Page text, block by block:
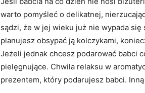
warto pomyśleć o delikatnej,
sądzi, że w jej wieku już nie wypada
planujesz obsypać ją kolczykami,
Jeżeli jednak chcesz podarować babci
pielęgnujące. Chwila relaksu w
prezentem, który podarujesz babci.